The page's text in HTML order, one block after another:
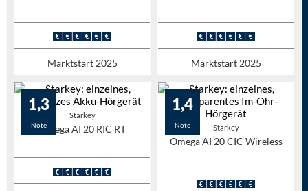
Marktstart 2025 Marktstart 2025
1,3
Note
Starkey
Omega AI 20 RIC RT
1,4
Note Starkey
Omega AI 20 CIC Wireless